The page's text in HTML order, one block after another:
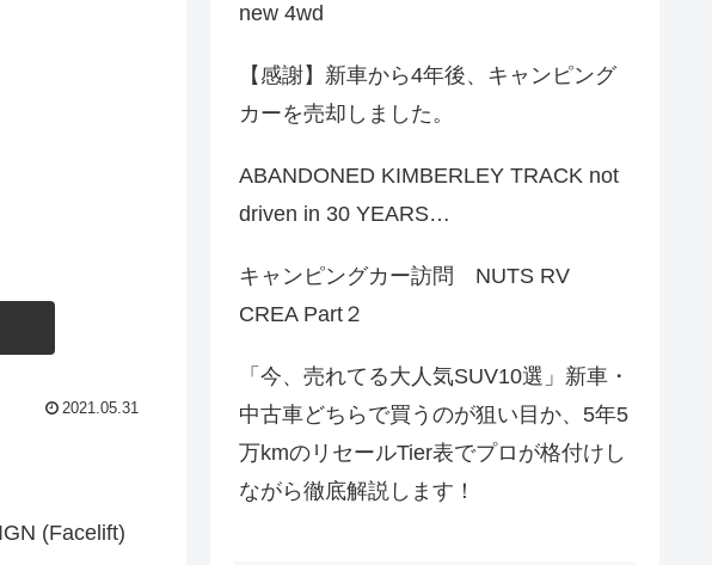
2021.05.31
(Facelift)
new 4wd
【感謝】新車から4年後、キャンピング
カーを売却しました。
ABANDONED KIMBERLEY TRACK not
driven in 30 YEARS…
キャンピングカー訪問 NUTS RV
CREA Part２
「今、売れてる大人気SUV10選」新車・
中古車どちらで買うのが狙い目か、5年5
万kmのリセールTier表でプロが格付けし
ながら徹底解説します！